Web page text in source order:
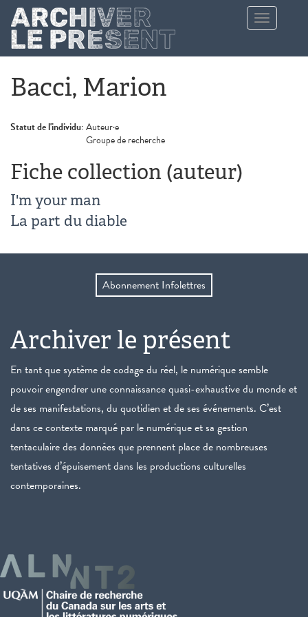
Aller au contenu principal
Toggle
navigation
Bacci, Marion
Statut de l'individu:Auteur·e
Groupe de recherche
Fiche collection (auteur)
I'm your man
La part du diable
Abonnement Infolettres
Archiver le présent
En tant que système de codage du réel, le numérique semble
pouvoir engendrer une connaissance quasi-exhaustive du monde et
de ses manifestations, du quotidien et de ses événements. C’est
dans ce contexte marqué par le numérique et sa gestion
tentaculaire des données que prennent place de nombreuses
tentatives d’épuisement dans les productions culturelles
contemporaines.